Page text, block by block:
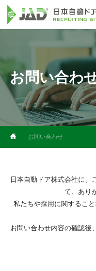
働く環境・制度
採用情報
コンテンツ
お問い合わせ
お問い合わ
お問い合わせ
日本自動ドア株式会社に、
て、あり
私たちや採用に関するこ
お問い合わせ内容の確認後